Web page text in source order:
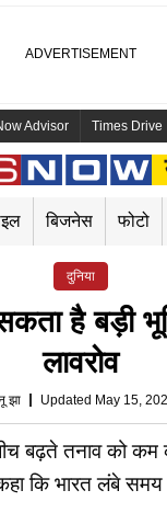
Advisor Times Drive
बिजनेस फोटो
दुनिया
है बड़ी
लावरोव
झा Updated May 15,
बढ़ते तनाव को
कि भारत लंबे